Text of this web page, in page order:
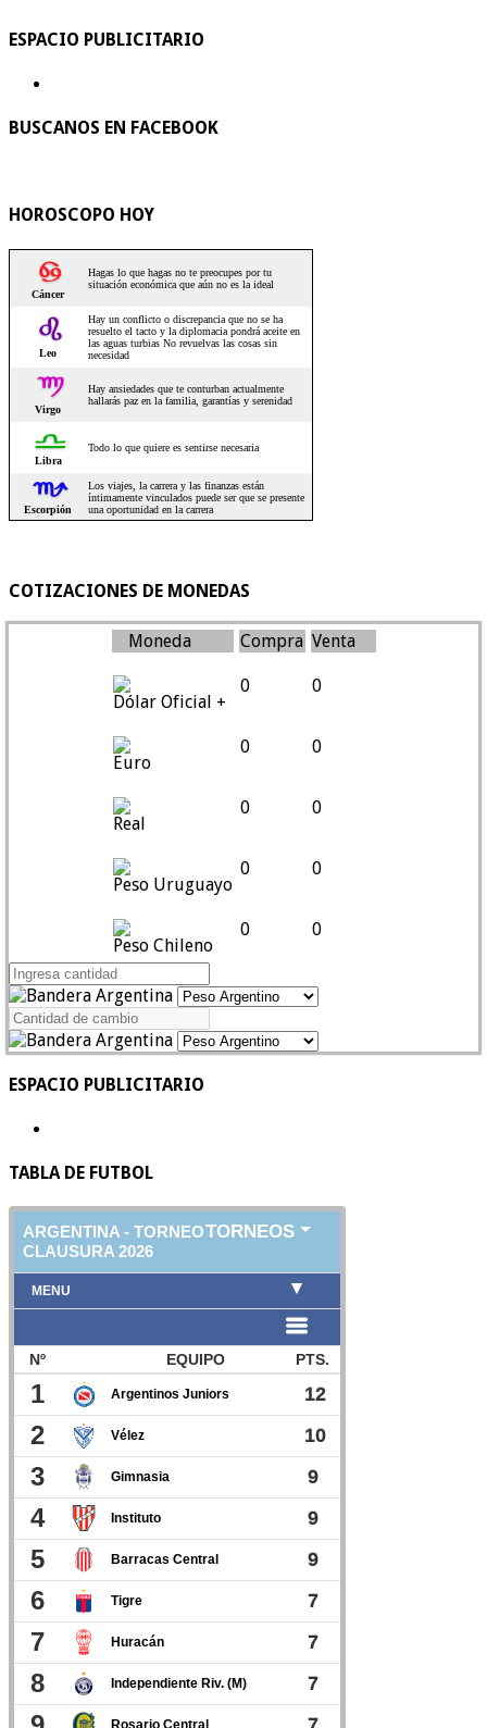
ESPACIO PUBLICITARIO
BUSCANOS EN FACEBOOK
HOROSCOPO HOY
COTIZACIONES DE MONEDAS
Moneda Compra Venta
Dólar Oficial +
0 0
Euro
0 0
Real
0 0
Peso Uruguayo
0 0
Peso Chileno
0 0
ESPACIO PUBLICITARIO
TABLA DE FUTBOL